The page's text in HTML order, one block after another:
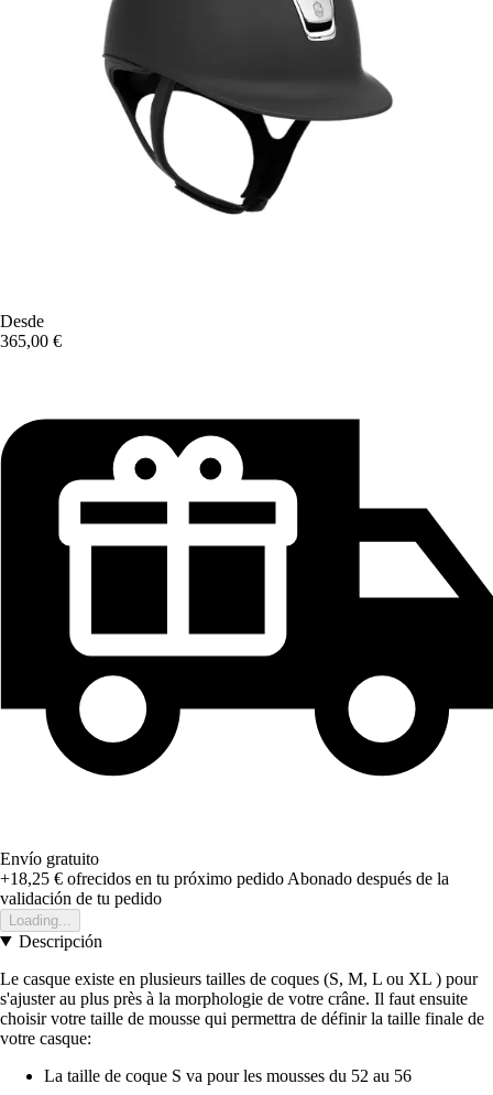
Desde
365,00 €
Envío gratuito
+18,25 € ofrecidos en tu próximo pedido Abonado después de la
validación de tu pedido
Loading...
Descripción
Le casque existe en plusieurs tailles de coques (S, M, L ou XL ) pour
s'ajuster au plus près à la morphologie de votre crâne. Il faut ensuite
choisir votre taille de mousse qui permettra de définir la taille finale de
votre casque:
La taille de coque S va pour les mousses du 52 au 56